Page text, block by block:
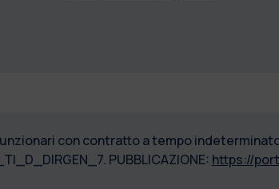
con contratto a tempo
PUBBLICAZIONE: https://